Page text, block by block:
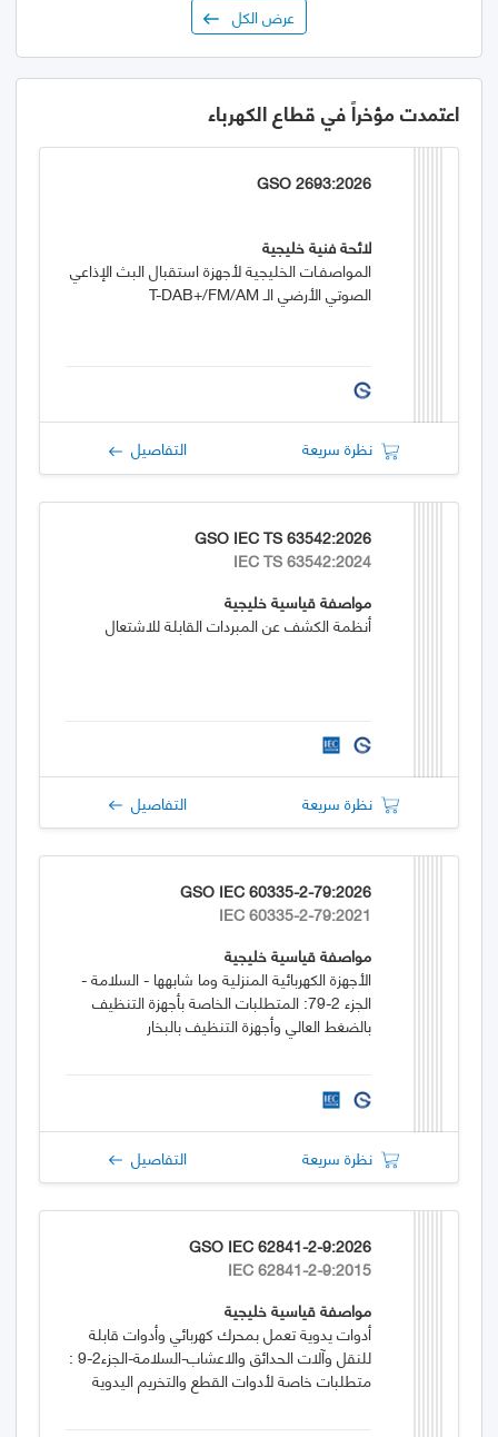
عرض الكل
اعتمدت مؤخراً في قطاع الكهرباء
GSO 2693:2026
لائحة فنية خليجية
المواصفـات الخليجية لأجهزة استقبال البث الإذاعي
الصوتي الأرضي الـ T-DAB+/FM/AM
نظرة سريعة التفاصيل
GSO IEC TS 63542:2026
IEC TS 63542:2024
مواصفة قياسية خليجية
أنظمة الكشف عن المبردات القابلة للاشتعال
نظرة سريعة التفاصيل
GSO IEC 60335-2-79:2026
IEC 60335-2-79:2021
مواصفة قياسية خليجية
الأجهزة الكهربائية المنزلية وما شابهها - السلامة -
الجزء 2-79: المتطلبات الخاصة بأجهزة التنظيف
بالضغط العالي وأجهزة التنظيف بالبخار
نظرة سريعة التفاصيل
GSO IEC 62841-2-9:2026
IEC 62841-2-9:2015
مواصفة قياسية خليجية
أدوات يدوية تعمل بمحرك كهربائي وأدوات قابلة
للنقل وآلات الحدائق والاعشاب-السلامة-الجزء2-9 :
متطلبات خاصة لأدوات القطع والتخريم اليدوية